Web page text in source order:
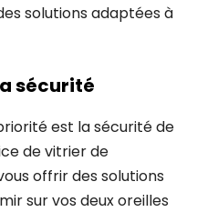
solutions adaptées à
sécurité
est la sécurité de
de vitrier de
offrir des solutions
sur vos deux oreilles